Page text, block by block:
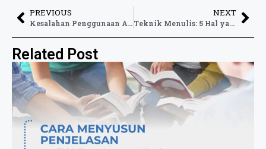
PREVIOUS
Kesalahan Penggunaan Awalan di: Cara Membedakan dan Contohnya!
NEXT
Teknik Menulis: 5 Hal yang Perlu Anda Ingat tentang Alinea
Related Post